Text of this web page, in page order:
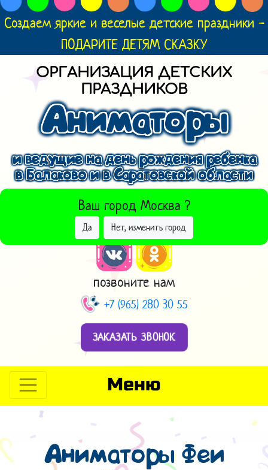
Создаем яркие и веселые детские праздники -
ПОДАРИТЕ ДЕТЯМ СКАЗКУ
ОРГАНИЗАЦИЯ ДЕТСКИХ
ПРАЗДНИКОВ
Аниматоры
и ведущие на день рождения ребенка
в Балаково и в Саратовской области
Ваш город Москва ?
Да Нет, изменить город
ВЫБРАТЬ ДРУГОЙ ГОРОД
позвоните нам
+7 (965) 280 30 55
ЗАКАЗАТЬ ЗВОНОК
Меню
Аниматоры Феи